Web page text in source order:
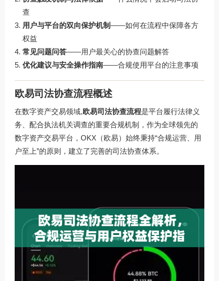
查
用户与平台的双向保护机制——如何在流程中保障各方
权益
常见问题问答——用户最关心的协查问题解答
优化建议与安全操作指南——合规使用平台的注意事项
欧易司法协查流程概述
在数字资产交易领域,欧易司法协查流程是平台履行法律义
务、配合执法机关调查的重要合规机制，作为全球领先的
数字资产交易平台，OKX（欧易）始终秉持“合规运营、用
户至上”的原则，建立了完善的司法协查体系。